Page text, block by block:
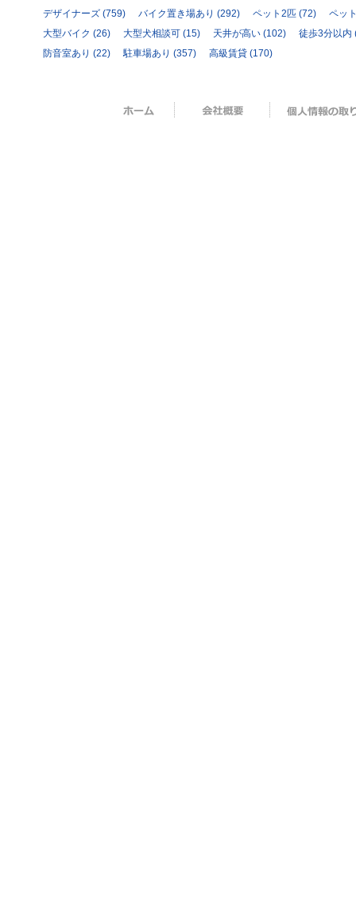
デザイナーズ (759) バイク置き場あり (292) ペット2匹 (72)
ペッ
大型バイク (26) 大型犬相談可 (15) 天井が高い (102) 徒歩3分以内
防音室あり (22) 駐車場あり (357) 高級賃貸 (170)